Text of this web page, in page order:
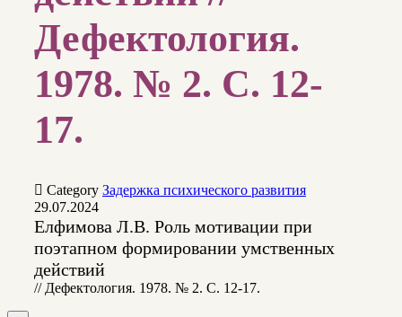
Дефектология.
1978. № 2. С. 12-
17.
 Category Задержка психического развития
29.07.2024
Елфимова Л.В. Роль мотивации при
поэтапном формировании умственных
действий
// Дефектология. 1978. № 2. С. 12-17.